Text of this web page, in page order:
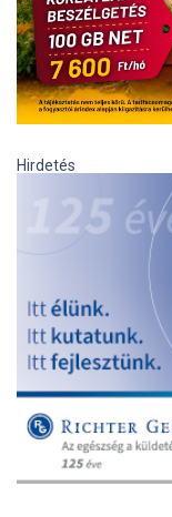
Hirdetés